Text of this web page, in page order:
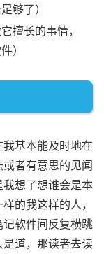
够了）
擅长的事情，
）
基本能及时地在
者有意思的见闻
想了想谁会是本
的我这样的人，
软件间反复横跳
道，那读者去读